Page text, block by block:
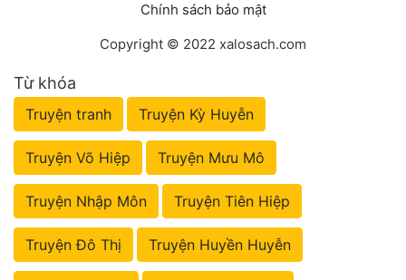
Chính sách bảo mật
Copyright © 2022 xalosach.com
Từ khóa
Truyện tranh Truyện Kỳ Huyễn
Truyện Võ Hiệp Truyện Mưu Mô
Truyện Nhập Môn Truyện Tiên Hiệp
Truyện Đô Thị Truyện Huyền Huyễn